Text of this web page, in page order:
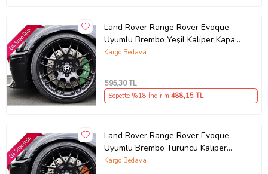
Land Rover Range Rover Evoque
Uyumlu Brembo Yeşil Kaliper Kapağı
4 Parça Ön Arka Set (Karışık)
Kargo Bedava
595,30 TL
Sepette %18 İndirim 488,15 TL
Land Rover Range Rover Evoque
Uyumlu Brembo Turuncu Kaliper
Kapağı 4 Parça Ön Arka Set (Karışık)
Kargo Bedava